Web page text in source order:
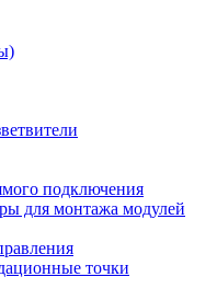
подключения
для монтажа модулей
точки